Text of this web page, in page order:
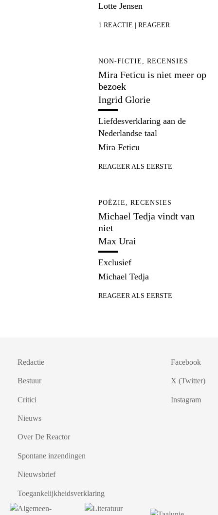
Lotte Jensen
1 REACTIE REAGEER
Mira Feticu is niet meer op
bezoek
Ingrid Glorie
NON-FICTIE, RECENSIES
Liefdesverklaring aan de
Nederlandse taal
Mira Feticu
REAGEER ALS EERSTE
Michael Tedja vindt van
niet
Max Urai
POËZIE, RECENSIES
Exclusief
Michael Tedja
REAGEER ALS EERSTE
Redactie
Bestuur
Critici
Nieuws
Over De Reactor
Spontane inzendingen
Nieuwsbrief
Toegankelijkheidsverklaring
Facebook
X (Twitter)
Instagram